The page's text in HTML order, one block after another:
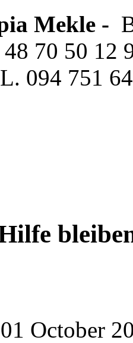
Mekle -
70 50 12
094 751
October